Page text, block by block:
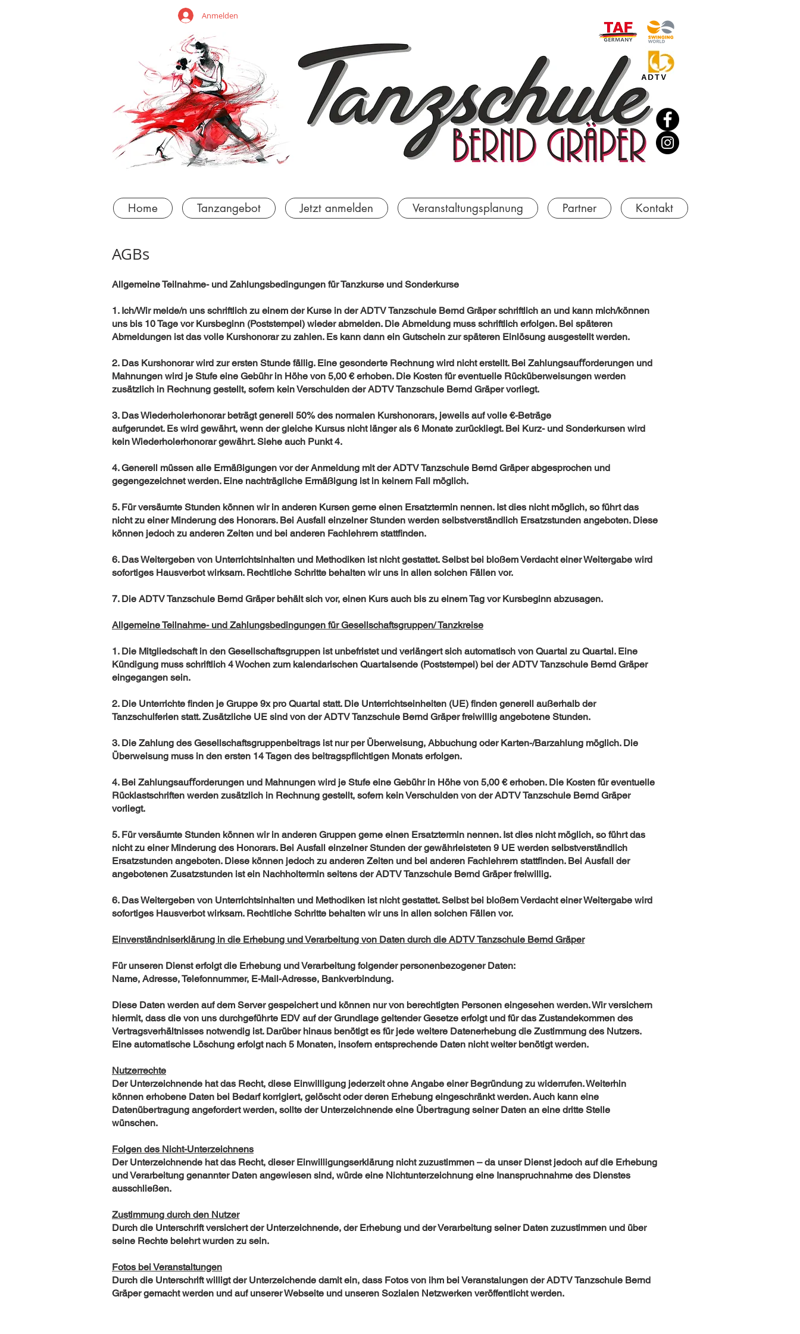
Anmelden
Home Tanzangebot Jetzt anmelden Veranstaltungsplanung Partner Kontakt
AGBs
Allgemeine Teilnahme- und Zahlungsbedingungen für Tanzkurse und Sonderkurse
1. Ich/Wir melde/n uns schriftlich zu einem der Kurse in der ADTV Tanzschule Bernd Gräper schriftlich an und kann mich/können
uns bis 10 Tage vor Kursbeginn (Poststempel) wieder abmelden. Die Abmeldung muss schriftlich erfolgen. Bei späteren
Abmeldungen ist das volle Kurshonorar zu zahlen. Es kann dann ein Gutschein zur späteren Einlösung ausgestellt werden.
2. Das Kurshonorar wird zur ersten Stunde fällig. Eine gesonderte Rechnung wird nicht erstellt. Bei Zahlungsauﬀorderungen und
Mahnungen wird je Stufe eine Gebühr in Höhe von 5,00 € erhoben. Die Kosten für eventuelle Rücküberweisungen werden
zusätzlich in Rechnung gestellt, sofern kein Verschulden der ADTV Tanzschule Bernd Gräper vorliegt.
3. Das Wiederholerhonorar beträgt generell 50% des normalen Kurshonorars, jeweils auf volle €-Beträge
aufgerundet. Es wird gewährt, wenn der gleiche Kursus nicht länger als 6 Monate zurückliegt. Bei Kurz- und Sonderkursen wird
kein Wiederholerhonorar gewährt. Siehe auch Punkt 4.
4. Generell müssen alle Ermäßigungen vor der Anmeldung mit der ADTV Tanzschule Bernd Gräper abgesprochen und
gegengezeichnet werden. Eine nachträgliche Ermäßigung ist in keinem Fall möglich.
5. Für versäumte Stunden können wir in anderen Kursen gerne einen Ersatztermin nennen. Ist dies nicht möglich, so führt das
nicht zu einer Minderung des Honorars. Bei Ausfall einzelner Stunden werden selbstverständlich Ersatzstunden angeboten. Diese
können jedoch zu anderen Zeiten und bei anderen Fachlehrern stattﬁnden.
6. Das Weitergeben von Unterrichtsinhalten und Methodiken ist nicht gestattet. Selbst bei bloßem Verdacht einer Weitergabe wird
sofortiges Hausverbot wirksam. Rechtliche Schritte behalten wir uns in allen solchen Fällen vor.
7. Die ADTV Tanzschule Bernd Gräper behält sich vor, einen Kurs auch bis zu einem Tag vor Kursbeginn abzusagen.
Allgemeine Teilnahme- und Zahlungsbedingungen für Gesellschaftsgruppen/ Tanzkreise
1. Die Mitgliedschaft in den Gesellschaftsgruppen ist unbefristet und verlängert sich automatisch von Quartal zu Quartal. Eine
Kündigung muss schriftlich 4 Wochen zum kalendarischen Quartalsende (Poststempel) bei der ADTV Tanzschule Bernd Gräper
eingegangen sein.
2. Die Unterrichte ﬁnden je Gruppe 9x pro Quartal statt. Die Unterrichtseinheiten (UE) ﬁnden generell außerhalb der
Tanzschulferien statt. Zusätzliche UE sind von der ADTV Tanzschule Bernd Gräper freiwillig angebotene Stunden.
3. Die Zahlung des Gesellschaftsgruppenbeitrags ist nur perÜberweisung, Abbuchung oder Karten-/Barzahlung möglich. Die
Überweisung muss in den ersten 14 Tagen des beitragspﬂichtigen Monats erfolgen.
4. Bei Zahlungsauﬀorderungen und Mahnungen wird je Stufe eine Gebühr in Höhe von 5,00 € erhoben. Die Kosten für eventuelle
Rücklastschriften werden zusätzlich in Rechnung gestellt, sofern kein Verschulden von der ADTV Tanzschule Bernd Gräper
vorliegt.
5. Für versäumte Stunden können wir in anderen Gruppen gerne einen Ersatztermin nennen. Ist dies nicht möglich, so führt das
nicht zu einer Minderung des Honorars. Bei Ausfall einzelner Stunden der gewährleisteten 9 UE werden selbstverständlich
Ersatzstunden angeboten. Diese können jedoch zu anderen Zeiten und bei anderen Fachlehrern stattﬁnden. Bei Ausfall der
angebotenen Zusatzstunden ist ein Nachholtermin seitens der ADTV Tanzschule Bernd Gräper freiwillig.
6. Das Weitergeben von Unterrichtsinhalten und Methodiken ist nicht gestattet. Selbst bei bloßem Verdacht einer Weitergabe wird
sofortiges Hausverbot wirksam. Rechtliche Schritte behalten wir uns in allen solchen Fällen vor.
Einverständniserklärung in die Erhebung und Verarbeitung von Daten durch die ADTV Tanzschule Bernd Gräper
Für unseren Dienst erfolgt die Erhebung und Verarbeitung folgender personenbezogener Daten:
Name, Adresse, Telefonnummer, E-Mail-Adresse, Bankverbindung.
Diese Daten werden auf dem Server gespeichert und können nur von berechtigten Personen eingesehen werden. Wir versichern
hiermit, dass die von uns durchgeführte EDV auf der Grundlage geltender Gesetze erfolgt und für das Zustandekommen des
Vertragsverhältnisses notwendig ist. Darüber hinaus benötigt es für jede weitere Datenerhebung die Zustimmung des Nutzers.
Eine automatische Löschung erfolgt nach 5 Monaten, insofern entsprechende Daten nicht weiter benötigt werden.
Nutzerrechte
Der Unterzeichnende hat das Recht, diese Einwilligung jederzeit ohne Angabe einer Begründung zu widerrufen. Weiterhin
können erhobene Daten bei Bedarf korrigiert, gelöscht oder deren Erhebung eingeschränkt werden. Auch kann eine
Datenübertragung angefordert werden, sollte der Unterzeichnende eine Übertragung seiner Daten an eine dritte Stelle
wünschen.
Folgen des Nicht-Unterzeichnens
Der Unterzeichnende hat das Recht, dieser Einwilligungserklärung nicht zuzustimmen – da unser Dienst jedoch auf die Erhebung
und Verarbeitung genannter Daten angewiesen sind, würde eine Nichtunterzeichnung eine Inanspruchnahme des Dienstes
ausschließen.
Zustimmung durch den Nutzer
Durch die Unterschrift versichert der Unterzeichnende, der Erhebung und der Verarbeitung seiner Daten zuzustimmen und über
seine Rechte belehrt wurden zu sein.
Fotos bei Veranstaltungen
Durch die Unterschrift willigt der Unterzeichende damit ein, dass Fotos von ihm bei Veranstalungen der ADTV Tanzschule Bernd
Gräper gemacht werden und auf unserer Webseite und unseren Sozialen Netzwerken veröffentlicht werden.